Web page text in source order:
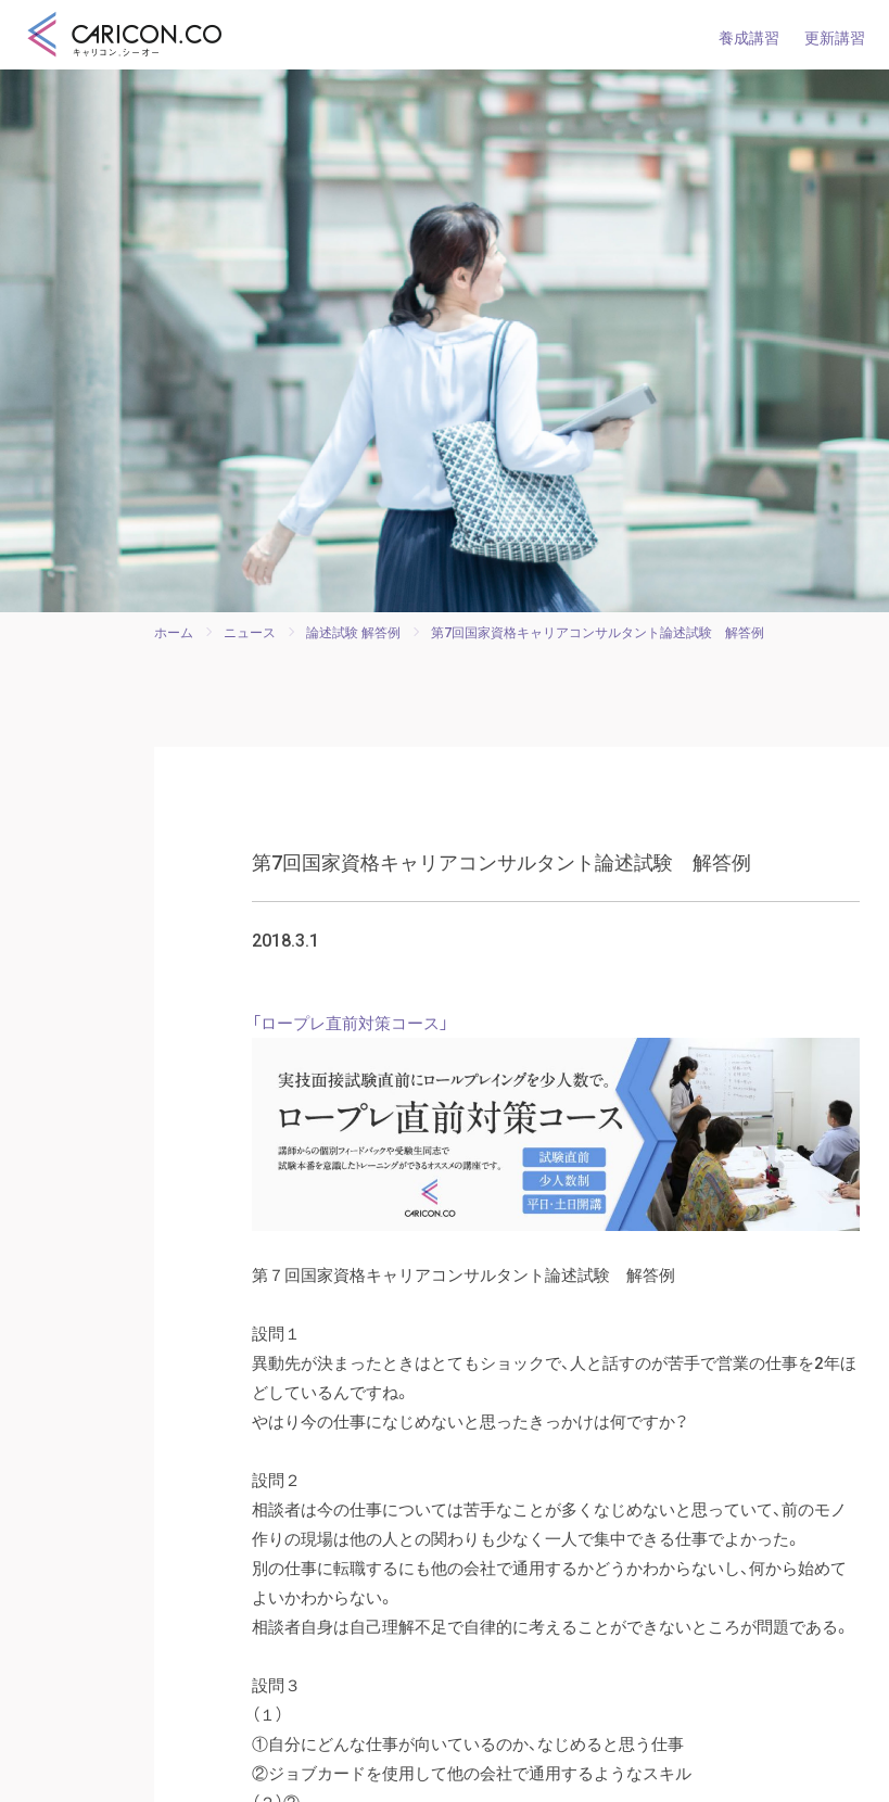
養成講習 更新講習
キャリアコンサルタント養成講習
キャリアコンサルタント更新講習
合格講座
キャリコンシーオーとは
キャリアコンサルタントとは
ホーム ニュース 論述試験 解答例 第7回国家資格キャリアコンサルタント論述試験 解答例
第7回国家資格キャリアコンサルタント論述試験 解答例
2018.3.1
「ロープレ直前対策コース」
第７回国家資格キャリアコンサルタント論述試験 解答例
設問１
異動先が決まったときはとてもショックで、人と話すのが苦手で営業の仕事を2年ほ
どしているんですね。
やはり今の仕事になじめないと思ったきっかけは何ですか？
設問２
相談者は今の仕事については苦手なことが多くなじめないと思っていて、前のモノ
作りの現場は他の人との関わりも少なく一人で集中できる仕事でよかった。
別の仕事に転職するにも他の会社で通用するかどうかわからないし、何から始めて
よいかわからない。
相談者自身は自己理解不足で自律的に考えることができないところが問題である。
設問３
（１）
①自分にどんな仕事が向いているのか、なじめると思う仕事
②ジョブカードを使用して他の会社で通用するようなスキル